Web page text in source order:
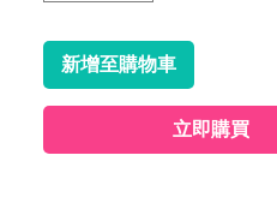
新增至購物車
立即購買